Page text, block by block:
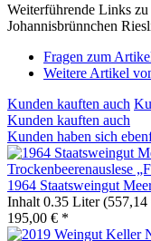
Weiterführende Links
Johannisbrünnchen
Fragen zum
Weitere Artikel
Kunden kauften auch
Kunden kauften auch
Kunden haben sich
1964 Staatsweingut
Inhalt 0.35 Liter
195,00 € *